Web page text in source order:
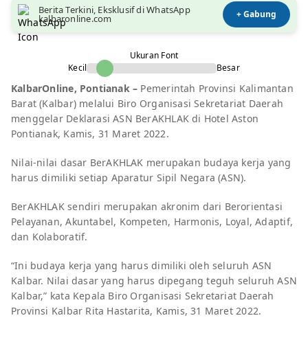
Berita Terkini, Eksklusif di WhatsApp
kalbaronline.com + Gabung
Ukuran Font
Kecil
Besar
KalbarOnline, Pontianak – Pemerintah Provinsi Kalimantan
Barat (Kalbar) melalui Biro Organisasi Sekretariat Daerah
menggelar Deklarasi ASN BerAKHLAK di Hotel Aston
Pontianak, Kamis, 31 Maret 2022.
Nilai-nilai dasar BerAKHLAK merupakan budaya kerja yang
harus dimiliki setiap Aparatur Sipil Negara (ASN).
BerAKHLAK sendiri merupakan akronim dari Berorientasi
Pelayanan, Akuntabel, Kompeten, Harmonis, Loyal, Adaptif,
dan Kolaboratif.
“Ini budaya kerja yang harus dimiliki oleh seluruh ASN
Kalbar. Nilai dasar yang harus dipegang teguh seluruh ASN
Kalbar,” kata Kepala Biro Organisasi Sekretariat Daerah
Provinsi Kalbar Rita Hastarita, Kamis, 31 Maret 2022.